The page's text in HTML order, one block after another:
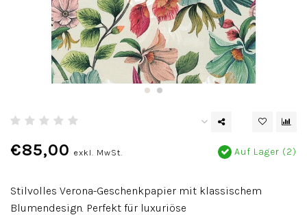
€85,00 exkl. MwSt. Auf Lager (2)
Stilvolles Verona-Geschenkpapier mit klassischem
Blumendesign. Perfekt für luxuriöse